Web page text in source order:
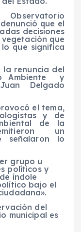
que el
decisiones
que
que significa
la renuncia del
Ambiente y
Delgado
el tema,
y de
de la
un
señalaron lo
grupo u
políticos y
índole
bajo el
del
municipal es